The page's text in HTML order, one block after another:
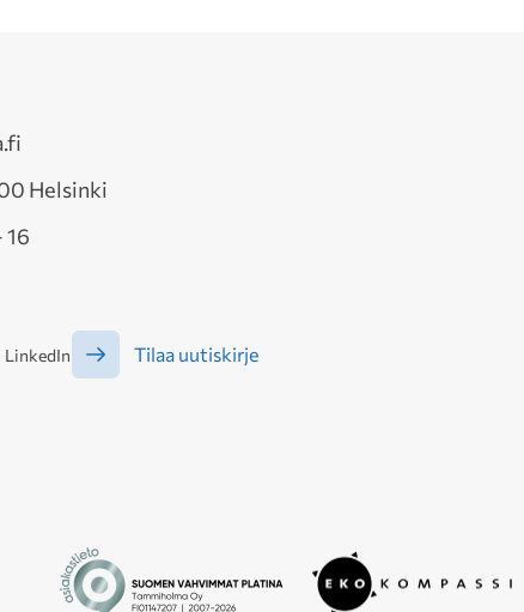
Helsinki
16
LinkedIn Tilaa uutiskirje